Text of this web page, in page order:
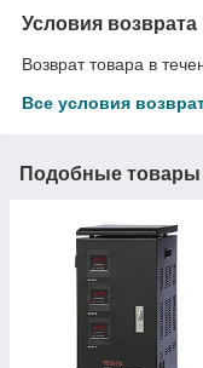
Условия возврата
Возврат товара в
Все условия
Подобные товары